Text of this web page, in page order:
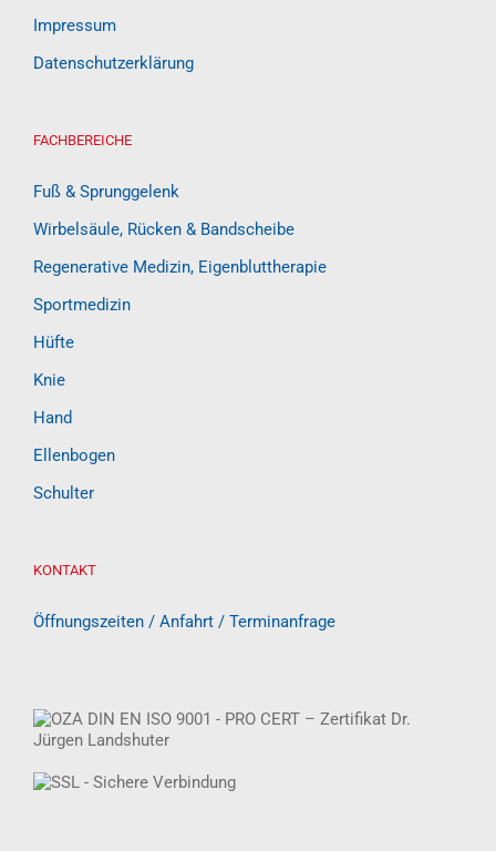
Impressum
Datenschutzerklärung
FACHBEREICHE
Fuß & Sprunggelenk
Wirbelsäule, Rücken & Bandscheibe
Regenerative Medizin, Eigenbluttherapie
Sportmedizin
Hüfte
Knie
Hand
Ellenbogen
Schulter
KONTAKT
Öffnungszeiten / Anfahrt / Terminanfrage